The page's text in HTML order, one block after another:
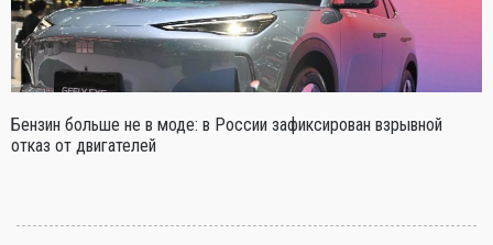
Бензин больше не в моде: в России зафиксирован взрывной
отказ от двигателей